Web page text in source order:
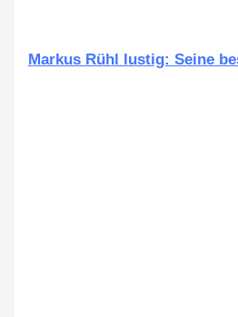
Markus Rühl lustig: Seine